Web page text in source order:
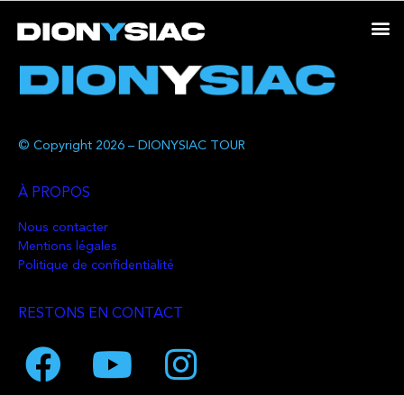
© Copyright 2026 – DIONYSIAC TOUR
À PROPOS
Nous contacter
Mentions légales
Politique de confidentialité
RESTONS EN CONTACT